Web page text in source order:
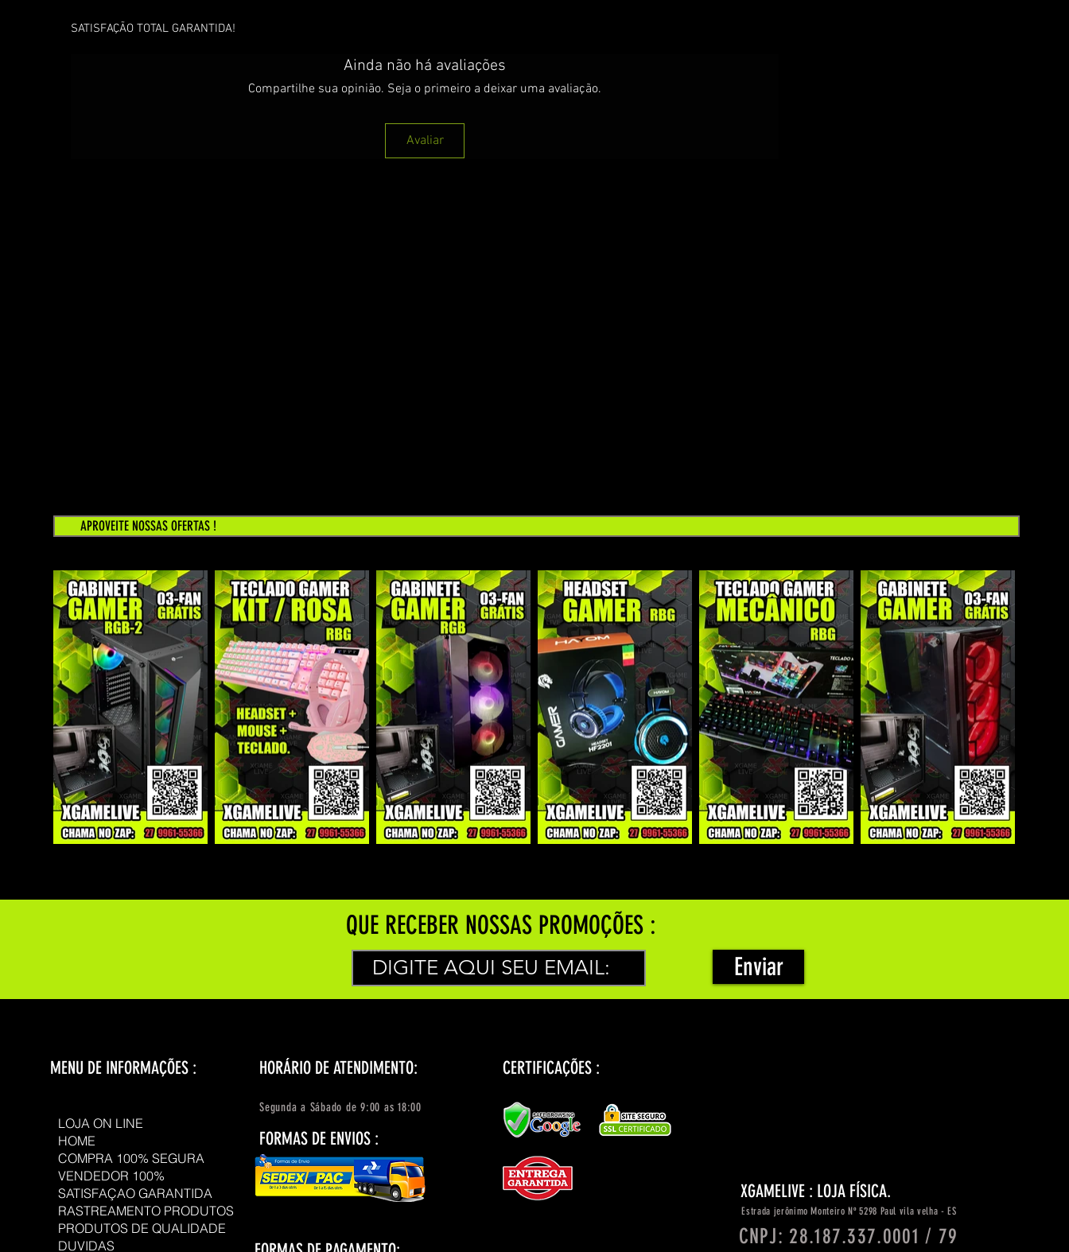
SATISFAÇÃO TOTAL GARANTIDA!
Ainda não há avaliações
Compartilhe sua opinião. Seja o primeiro a deixar uma avaliação.
Avaliar
APROVEITE NOSSAS OFERTAS !
QUE RECEBER NOSSAS PROMOÇÕES :
Enviar
MENU DE INFORMAÇÕES :
LOJA ON LINE
HOME
COMPRA 100% SEGURA
VENDEDOR 100%
SATISFAÇAO GARANTIDA
RASTREAMENTO PRODUTOS
PRODUTOS DE QUALIDADE
DUVIDAS
FORMAS DE ENVIOS :
HORÁRIO DE ATENDIMENTO:
XGAMELIVE : LOJA FÍSICA.
CERTIFICAÇÕES :
Segunda a Sábado de 9:00 as 18:00
Estrada jerônimo Monteiro Nº 5298 Paul vila velha - ES
CNPJ: 28.187.337.0001 / 79